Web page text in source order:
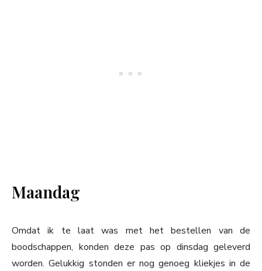
Maandag
Omdat ik te laat was met het bestellen van de
boodschappen, konden deze pas op dinsdag geleverd
worden. Gelukkig stonden er nog genoeg kliekjes in de